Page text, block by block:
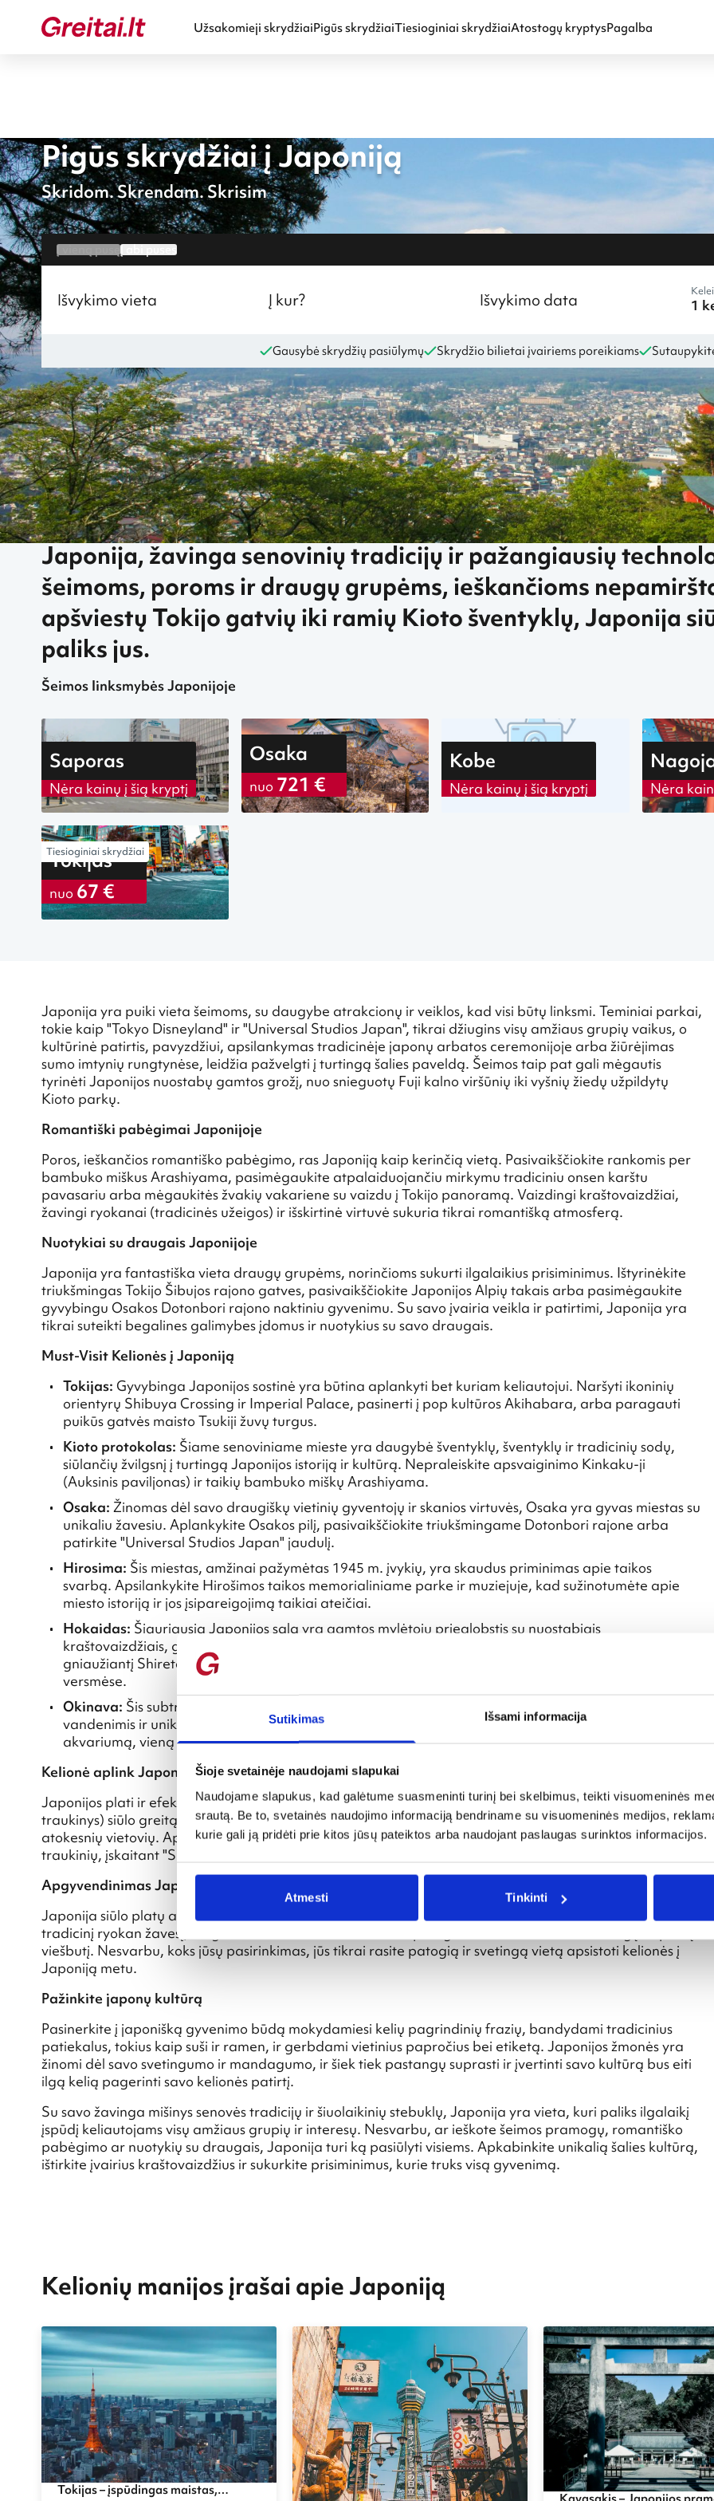
Sutikimas Išsami informacija
Šioje svetainėje naudojami slapukai
Naudojame slapukus, kad galėtume suasmeninti turinį bei skelbimus, teikti visuomeninės
srautą. Be to, svetainės naudojimo informaciją bendriname su visuomeninės medijos,
kurie gali ją pridėti prie kitos jūsų pateiktos arba naudojant paslaugas surinktos informacijos.
Atmesti Tinkinti
Užsakomieji skrydžiaiPigūs skrydžiaiTiesioginiai skrydžiaiAtostogų kryptysPagalba
Pigūs skrydžiai į Japoniją
Skridom. Skrendam. Skrisim
Į vieną pusęĮ abi puses
Išvykimo vieta Į kur? Išvykimo data
Gausybė skrydžių pasiūlymų Skrydžio bilietai įvairiems poreikiams
„Greitai.lt“ Bilietai. Atraskite pigias šių metų skrydžių kryptis keliautojams, ieškantiems įspūdžių Pigūs skrydžiai Azijoje Pigūs skrydžiai į
Japonija, žavinga senovinių tradicijų ir pažangiausių
šeimoms, poroms ir draugų grupėms, ieškančioms
apšviestų Tokijo gatvių iki ramių Kioto šventyklų, Japonija
paliks jus.
Šeimos linksmybės Japonijoje
Saporas
Nėra kainų į šią kryptį
Osaka
nuo 721 €
Kobe
Nėra kainų į šią kryptį Nėra
Tiesioginiai skrydžiai
Tokijas
nuo 67 €
Japonija yra puiki vieta šeimoms, su daugybe atrakcionų ir veiklos, kad visi būtų linksmi. Teminiai parkai,
tokie kaip "Tokyo Disneyland" ir "Universal Studios Japan", tikrai džiugins visų amžiaus grupių vaikus, o
kultūrinė patirtis, pavyzdžiui, apsilankymas tradicinėje japonų arbatos ceremonijoje arba žiūrėjimas
sumo imtynių rungtynėse, leidžia pažvelgti į turtingą šalies paveldą. Šeimos taip pat gali mėgautis
tyrinėti Japonijos nuostabų gamtos grožį, nuo snieguotų Fuji kalno viršūnių iki vyšnių žiedų užpildytų
Kioto parkų.
Romantiški pabėgimai Japonijoje
Poros, ieškančios romantiško pabėgimo, ras Japoniją kaip kerinčią vietą. Pasivaikščiokite rankomis per
bambuko miškus Arashiyama, pasimėgaukite atpalaiduojančiu mirkymu tradiciniu onsen karštu
pavasariu arba mėgaukitės žvakių vakariene su vaizdu į Tokijo panoramą. Vaizdingi kraštovaizdžiai,
žavingi ryokanai (tradicinės užeigos) ir išskirtinė virtuvė sukuria tikrai romantišką atmosferą.
Nuotykiai su draugais Japonijoje
Japonija yra fantastiška vieta draugų grupėms, norinčioms sukurti ilgalaikius prisiminimus. Ištyrinėkite
triukšmingas Tokijo Šibujos rajono gatves, pasivaikščiokite Japonijos Alpių takais arba pasimėgaukite
gyvybingu Osakos Dotonbori rajono naktiniu gyvenimu. Su savo įvairia veikla ir patirtimi, Japonija yra
tikrai suteikti begalines galimybes įdomus ir nuotykius su savo draugais.
Must-Visit Kelionės į Japoniją
Tokijas: Gyvybinga Japonijos sostinė yra būtina aplankyti bet kuriam keliautojui. Naršyti ikoninių
orientyrų Shibuya Crossing ir Imperial Palace, pasinerti į pop kultūros Akihabara, arba paragauti
puikūs gatvės maisto Tsukiji žuvų turgus.
Kioto protokolas: Šiame senoviniame mieste yra daugybė šventyklų, šventyklų ir tradicinių sodų,
siūlančių žvilgsnį į turtingą Japonijos istoriją ir kultūrą. Nepraleiskite apsvaiginimo Kinkaku-ji
(Auksinis paviljonas) ir taikių bambuko miškų Arashiyama.
Osaka: Žinomas dėl savo draugiškų vietinių gyventojų ir skanios virtuvės, Osaka yra gyvas miestas su
unikaliu žavesiu. Aplankykite Osakos pilį, pasivaikščiokite triukšmingame Dotonbori rajone arba
patirkite "Universal Studios Japan" jaudulį.
Hirosima: Šis miestas, amžinai pažymėtas 1945 m. įvykių, yra skaudus priminimas apie taikos
svarbą. Apsilankykite Hirošimos taikos memorialiniame parke ir muziejuje, kad sužinotumėte apie
miesto istoriją ir jos įsipareigojimą taikiai ateičiai.
Hokaidas: Šiauriausia Japonijos sala yra gamtos mylėtojų prieglobstis su nuostabiais
kraštovaizdžiais, gausiais laukiniais gyvūnais ir pasaulinio lygio slidinėjimo kurortais. Naršykite kvapą
gniaužiantį Shiretoko nacionalinio parko grožį arba mirkykite natūraliose Noboribetsu karštose
versmėse.
Okinava: Šis subtropinis salynas gali pasigirti nesugadintais paplūdimiais, krištolo skaidrumo
vandenimis ir unikalia kultūra, kurią įtakoja jos Ryukyu paveldas. Aplankykite Okinawa Churaumi
akvariumą, vieną didžiausių pasaulyje, arba snorkelį tarp gyvybingų Keramos salų koralų rifų.
Kelionė aplink Japoniją
Japonijos plati ir efektyvi viešojo transporto sistema leidžia lengvai naršyti šalyje. "Shinkansen" (bullet
traukinys) siūlo greitą kelionę tarp didžiųjų miestų, o vietiniai traukiniai ir autobusai suteikia prieigą prie
atokesnių vietovių. Apsvarstykite galimybę įsigyti "Japan Rail Pass" neribotam keliavimui daugumoje JR
traukinių, įskaitant "Shinkansen".
Apgyvendinimas Japonija
Japonija siūlo platų apgyvendinimo variantų, kad atitiktų kiekvieną biudžetą ir pageidavimus. Patirkite
tradicinį ryokan žavesį, mėgaukitės šiuolaikiniais viešbučio patogumais arba rinkitės nebrangų kapsulių
viešbutį. Nesvarbu, koks jūsų pasirinkimas, jūs tikrai rasite patogią ir svetingą vietą apsistoti kelionės į
Japoniją metu.
Pažinkite japonų kultūrą
Pasinerkite į japonišką gyvenimo būdą mokydamiesi kelių pagrindinių frazių, bandydami tradicinius
patiekalus, tokius kaip suši ir ramen, ir gerbdami vietinius papročius bei etiketą. Japonijos žmonės yra
žinomi dėl savo svetingumo ir mandagumo, ir šiek tiek pastangų suprasti ir įvertinti savo kultūrą bus eiti
ilgą kelią pagerinti savo kelionės patirtį.
Su savo žavinga mišinys senovės tradicijų ir šiuolaikinių stebuklų, Japonija yra vieta, kuri paliks ilgalaikį
įspūdį keliautojams visų amžiaus grupių ir interesų. Nesvarbu, ar ieškote šeimos pramogų, romantiško
pabėgimo ar nuotykių su draugais, Japonija turi ką pasiūlyti visiems. Apkabinkite unikalią šalies kultūrą,
ištirkite įvairius kraštovaizdžius ir sukurkite prisiminimus, kurie truks visą gyvenimą.
Kelionių manijos įrašai apie Japoniją
Tokijas – įspūdingas maistas,